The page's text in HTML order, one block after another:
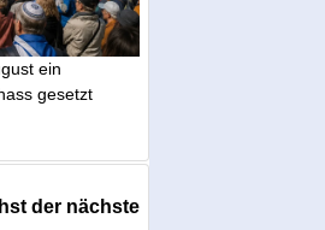
ein
gesetzt
der nächste